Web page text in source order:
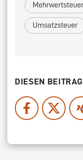
Mehrwertsteuer
Umsatzsteuer
DIESEN